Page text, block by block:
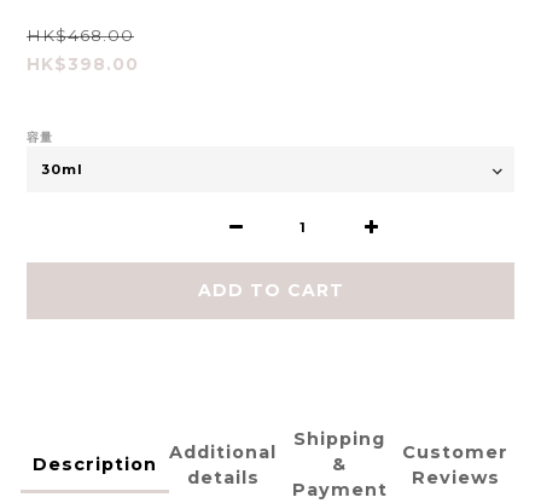
HK$468.00
HK$398.00
容量
ADD TO CART
Description
Additional
details
Shipping
&
Payment
Customer
Reviews